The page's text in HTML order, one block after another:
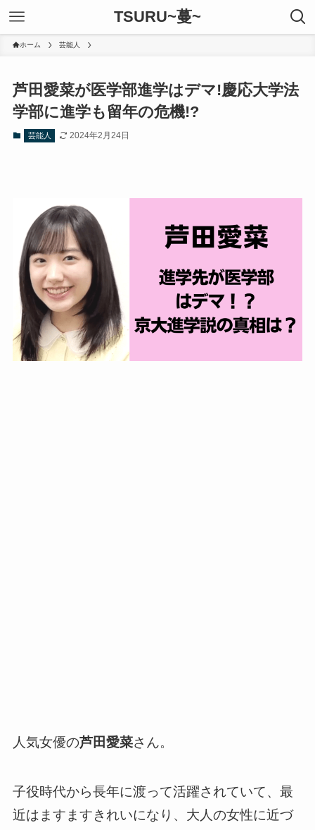
TSURU~蔓~
ホーム 芸能人
芦田愛菜が医学部進学はデマ!慶応大学法
学部に進学も留年の危機!?
芸能人 2024年2月24日
人気女優の芦田愛菜さん。
子役時代から長年に渡って活躍されていて、最
近はますますきれいになり、大人の女性に近づ